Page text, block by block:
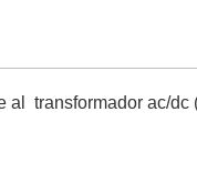
transformador ac/dc